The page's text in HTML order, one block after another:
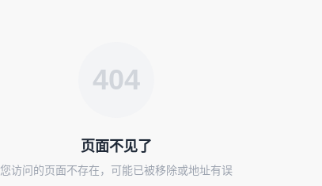
404
页面不见了
您访问的页面不存在，可能已被移除或地址有误